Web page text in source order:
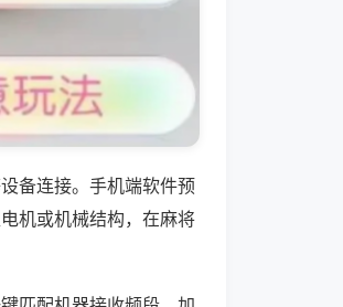
备连接。手机端软件预
机或机械结构，在麻将